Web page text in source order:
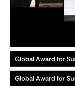
Global Award for
Global Award for